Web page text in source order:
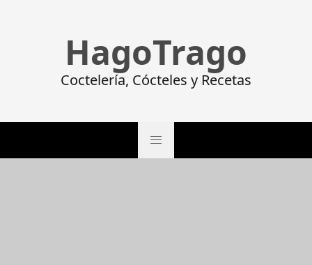
HagoTrago
Coctelería, Cócteles y Recetas